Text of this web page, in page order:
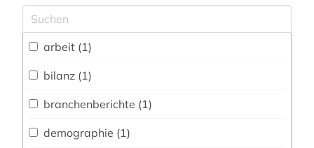
Soziologie (3)
arbeit (1)
bilanz (1)
branchenberichte (1)
demographie (1)